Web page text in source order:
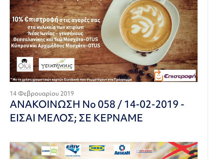
14 Φεβρουαρίου 2019
ΑΝΑΚΟΙΝΩΣΗ Νο 058 / 14-02-2019 -
ΕΙΣΑΙ ΜΕΛΟΣ; ΣΕ ΚΕΡΝΑΜΕ